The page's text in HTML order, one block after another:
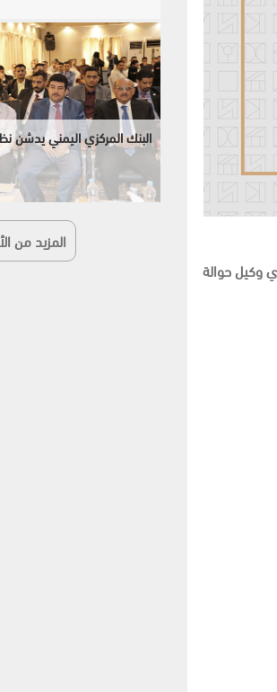
ترخيص أياد السعدي وكيل حوالة
البنك المركزي اليمني يدشن
المزيد من